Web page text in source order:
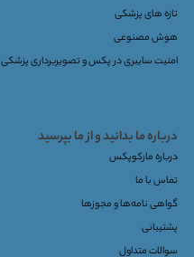
تازه های پزشکی
هوش مصنوعی
امنیت سایبری در پکس و تصویربرداری پزشکی
درباره ما بدانید و از ما بپرسید
درباره مارکوپکس
تماس با ما
گواهی نامه‌ها و مجوزها
پشتیبانی
سوالات متداول